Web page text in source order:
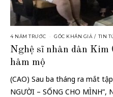
4 NĂM TRƯỚC GÓC KHÁN GIẢ / TIN
Nghệ sĩ nhân dân Kim
hâm mộ
(CAO) Sau ba tháng ra mắt
NGƯỜI – SỐNG CHO MÌNH”,